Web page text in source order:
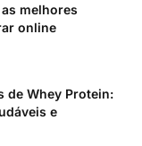
melhores
online
de Whey Protein:
e